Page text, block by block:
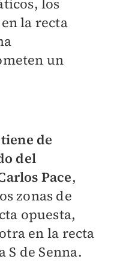
los
la recta
un
de
del
Pace,
zonas de
opuesta,
en la recta
de Senna.